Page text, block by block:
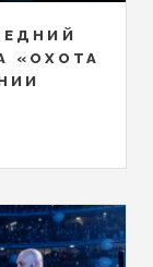
«ОХОТА